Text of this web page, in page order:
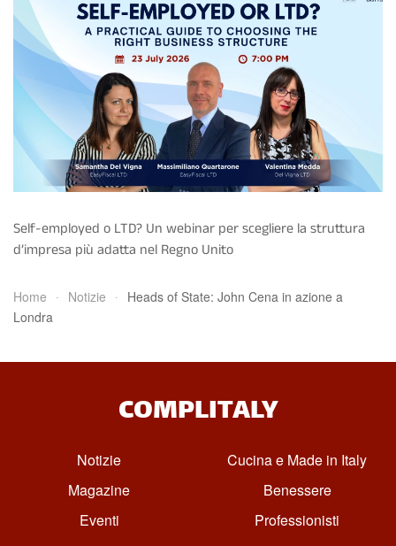
Self-employed o LTD? Un webinar per scegliere la struttura
d’impresa più adatta nel Regno Unito
Home Notizie
Heads of State: John Cena in azione a
Londra
COMPLITALY
Notizie
Magazine
Eventi
Cucina e Made in Italy
Benessere
Professionisti